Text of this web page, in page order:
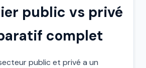
public vs privé
complet
public et privé a un